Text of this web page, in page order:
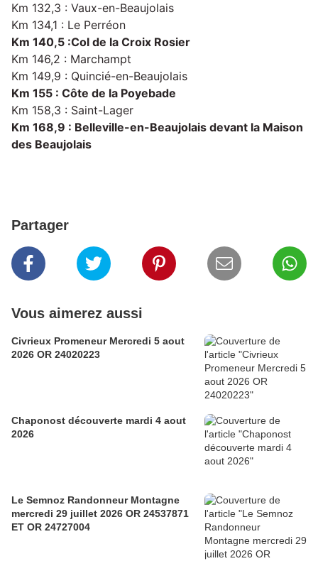
Km 132,3 : Vaux-en-Beaujolais
Km 134,1 : Le Perréon
Km 140,5 :Col de la Croix Rosier
Km 146,2 : Marchampt
Km 149,9 : Quincié-en-Beaujolais
Km 155 : Côte de la Poyebade
Km 158,3 : Saint-Lager
Km 168,9 : Belleville-en-Beaujolais devant la Maison
des Beaujolais
Partager
Vous aimerez aussi
Civrieux Promeneur Mercredi 5 aout
2026 OR 24020223
Chaponost découverte mardi 4 aout
2026
Le Semnoz Randonneur Montagne
mercredi 29 juillet 2026 OR 24537871
ET OR 24727004